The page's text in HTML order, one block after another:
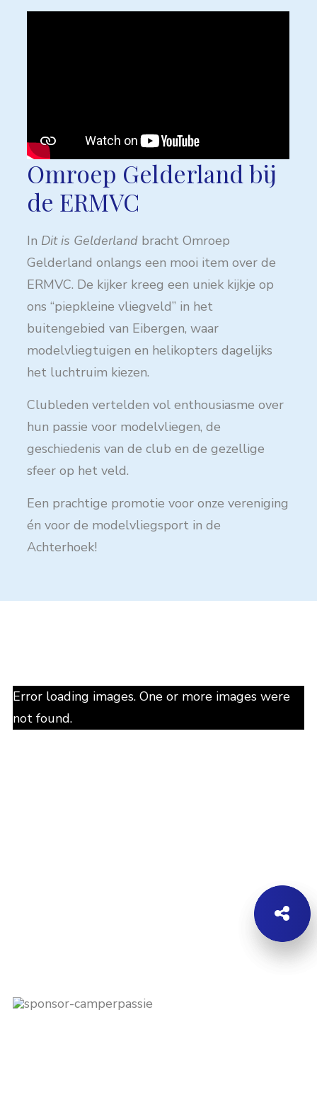
Omroep Gelderland bij
de ERMVC
In Dit is Gelderland bracht Omroep
Gelderland onlangs een mooi item over de
ERMVC. De kijker kreeg een uniek kijkje op
ons “piepkleine vliegveld” in het
buitengebied van Eibergen, waar
modelvliegtuigen en helikopters dagelijks
het luchtruim kiezen.
Clubleden vertelden vol enthousiasme over
hun passie voor modelvliegen, de
geschiedenis van de club en de gezellige
sfeer op het veld.
Een prachtige promotie voor onze vereniging
én voor de modelvliegsport in de
Achterhoek!
Error loading images. One or more images were
not found.